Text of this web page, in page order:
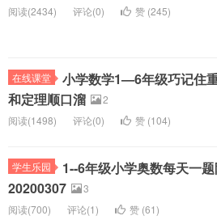
阅读(2434) 评论(0) 赞 (245)
在线课堂
小学数学1—6年级巧记住
和定理顺口溜
2
阅读(1498) 评论(0) 赞 (104)
学生乐园
1--6年级小学奥数每天一
20200307
3
阅读(700) 评论(1) 赞 (61)